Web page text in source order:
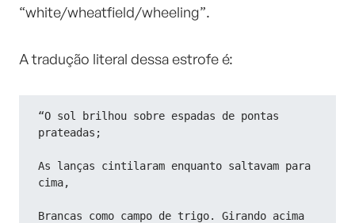
“white/wheatfield/wheeling”.
A tradução literal dessa estrofe é:
“O sol brilhou sobre espadas de pontas
prateadas;
As lanças cintilaram enquanto saltavam para
cima,
Brancas como campo de trigo. Girando acima